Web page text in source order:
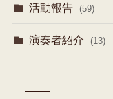
活動報告 (59)
演奏者紹介 (13)